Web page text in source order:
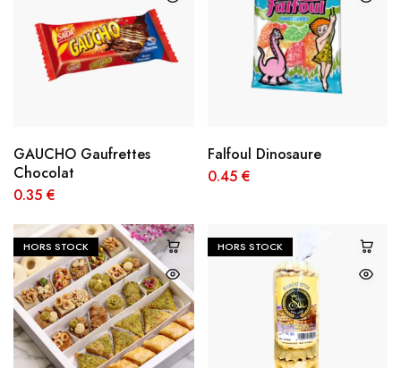
GAUCHO Gaufrettes
Chocolat
0.35 €
Falfoul Dinosaure
0.45 €
HORS STOCK HORS STOCK